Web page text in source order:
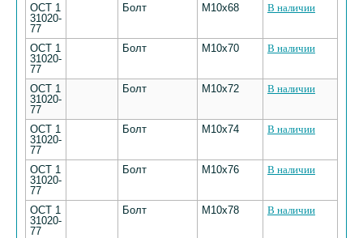
ОСТ 1
31020-
77
Болт M10х68 В наличии
ОСТ 1
31020-
77
Болт M10х70 В наличии
ОСТ 1
31020-
77
Болт M10х72 В наличии
ОСТ 1
31020-
77
Болт M10х74 В наличии
ОСТ 1
31020-
77
Болт M10х76 В наличии
ОСТ 1
31020-
77
Болт M10х78 В наличии